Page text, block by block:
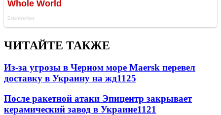
ЧИТАЙТЕ ТАКЖЕ
Из-за угрозы в Черном море Maersk перевел
доставку в Украину на жд1125
После ракетной атаки Эпицентр закрывает
керамический завод в Украине1121